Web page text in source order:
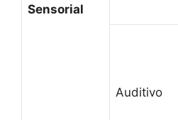
Sensorial
Auditivo